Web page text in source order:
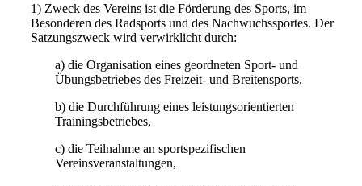
1) Zweck des Vereins ist die Förderung des Sports, im
Besonderen des Radsports und des Nachwuchssportes. Der
Satzungszweck wird verwirklicht durch:
a) die Organisation eines geordneten Sport- und
Übungsbetriebes des Freizeit- und Breitensports,
b) die Durchführung eines leistungsorientierten
Trainingsbetriebes,
c) die Teilnahme an sportspezifischen
Vereinsveranstaltungen,